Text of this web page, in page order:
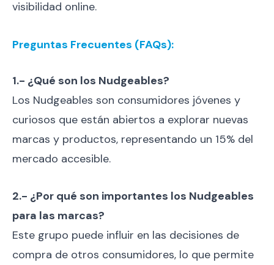
visibilidad online.
Preguntas Frecuentes (FAQs):
1.- ¿Qué son los Nudgeables?
Los Nudgeables son consumidores jóvenes y
curiosos que están abiertos a explorar nuevas
marcas y productos, representando un 15% del
mercado accesible.
2.- ¿Por qué son importantes los Nudgeables
para las marcas?
Este grupo puede influir en las decisiones de
compra de otros consumidores, lo que permite